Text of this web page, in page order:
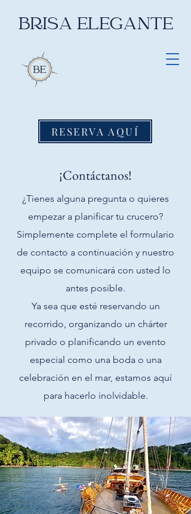
BRISA ELEGANTE
RESERVA AQUÍ
¡Contáctanos!
¿Tienes alguna pregunta o quieres
empezar a planificar tu crucero?
Simplemente complete el formulario
de contacto a continuación y nuestro
equipo se comunicará con usted lo
antes posible.
Ya sea que esté reservando un
recorrido, organizando un chárter
privado o planificando un evento
especial como una boda o una
celebración en el mar, estamos aquí
para hacerlo inolvidable.